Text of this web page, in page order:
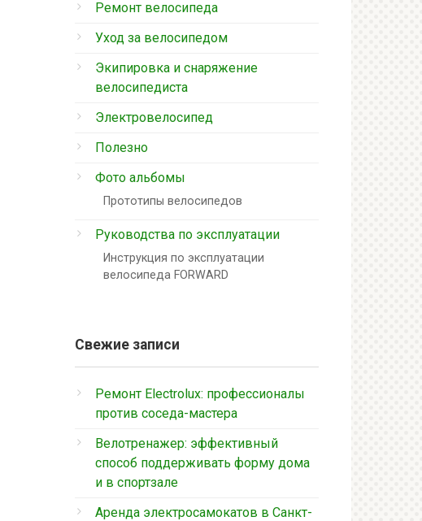
Ремонт велосипеда
Уход за велосипедом
Экипировка и снаряжение
велосипедиста
Электровелосипед
Полезно
Фото альбомы
Прототипы велосипедов
Руководства по эксплуатации
Инструкция по эксплуатации
велосипеда FORWARD
Свежие записи
Ремонт Electrolux: профессионалы
против соседа-мастера
Велотренажер: эффективный
способ поддерживать форму дома
и в спортзале
Аренда электросамокатов в Санкт-